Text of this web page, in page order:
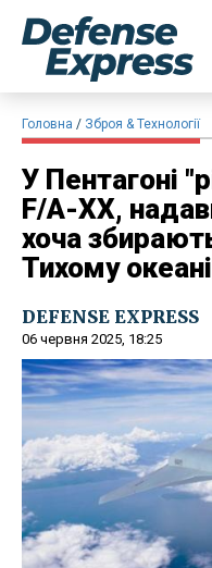
Головна Зброя & Технології
У Пентагоні
F/A-XX,
хоча
Тихому океані
DEFENSE EXPRESS
06 червня 2025, 18:25